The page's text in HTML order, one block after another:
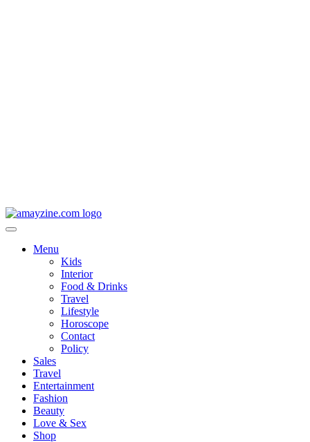
Menu
Kids
Interior
Food & Drinks
Travel
Lifestyle
Horoscope
Contact
Policy
Sales
Travel
Entertainment
Fashion
Beauty
Love & Sex
Shop